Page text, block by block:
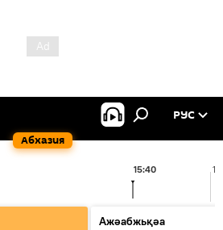
Абхазия
РУС
15:40
Ажәабжьқәа